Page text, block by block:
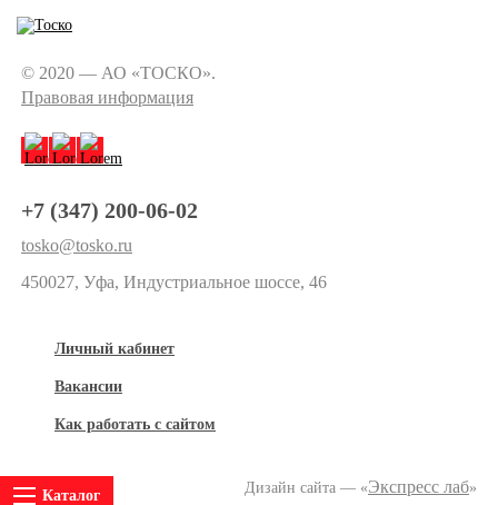
© 2020 — АО «ТОСКО».
Правовая информация
+7 (347) 200-06-02
tosko@tosko.ru
450027, Уфа, Индустриальное шоссе, 46
Личный кабинет
Вакансии
Как работать с сайтом
Дизайн сайта — «Экспресс лаб»
Каталог